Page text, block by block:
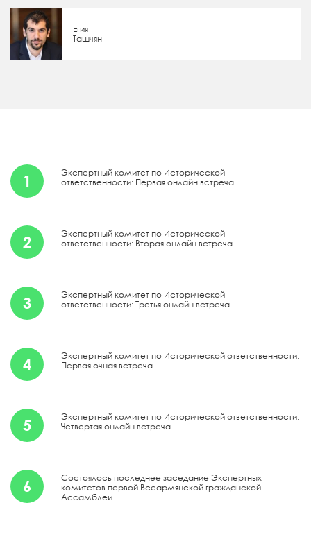
Егия
Ташчян
1
Экспертный комитет по Исторической
ответственности: Первая онлайн встреча
4
Экспертный комитет по Исторической ответственности:
Первая очная встреча
2
Экспертный комитет по Исторической
ответственности: Вторая онлайн встреча
5
Экспертный комитет по Исторической ответственности:
Четвертая онлайн встреча
3
Экспертный комитет по Исторической
ответственности: Третья онлайн встреча
6
Состоялось последнее заседание Экспертных
комитетов первой Всеармянской гражданской
Ассамблеи